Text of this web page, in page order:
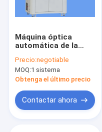
Máquina óptica
automática de la
detección del
defecto de superficie
del producto
Precio:negotiable
MOQ:1 sistema
Obtenga el último precio
Contactar ahora